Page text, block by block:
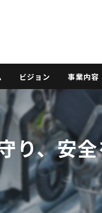
ビジョン 事業内容
り、安